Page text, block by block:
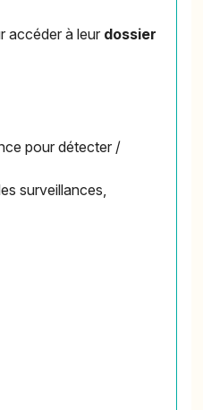
accéder à leur dossier
pour détecter /
surveillances,